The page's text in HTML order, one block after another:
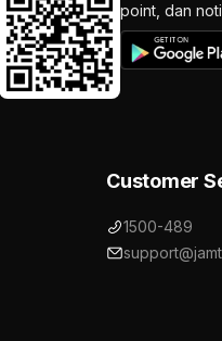
point, dan
Customer
1500-489